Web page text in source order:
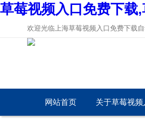
草莓视频入口免费下载
欢迎光临上海草莓视频入口免费下载自动
网站首页 关于草莓视频